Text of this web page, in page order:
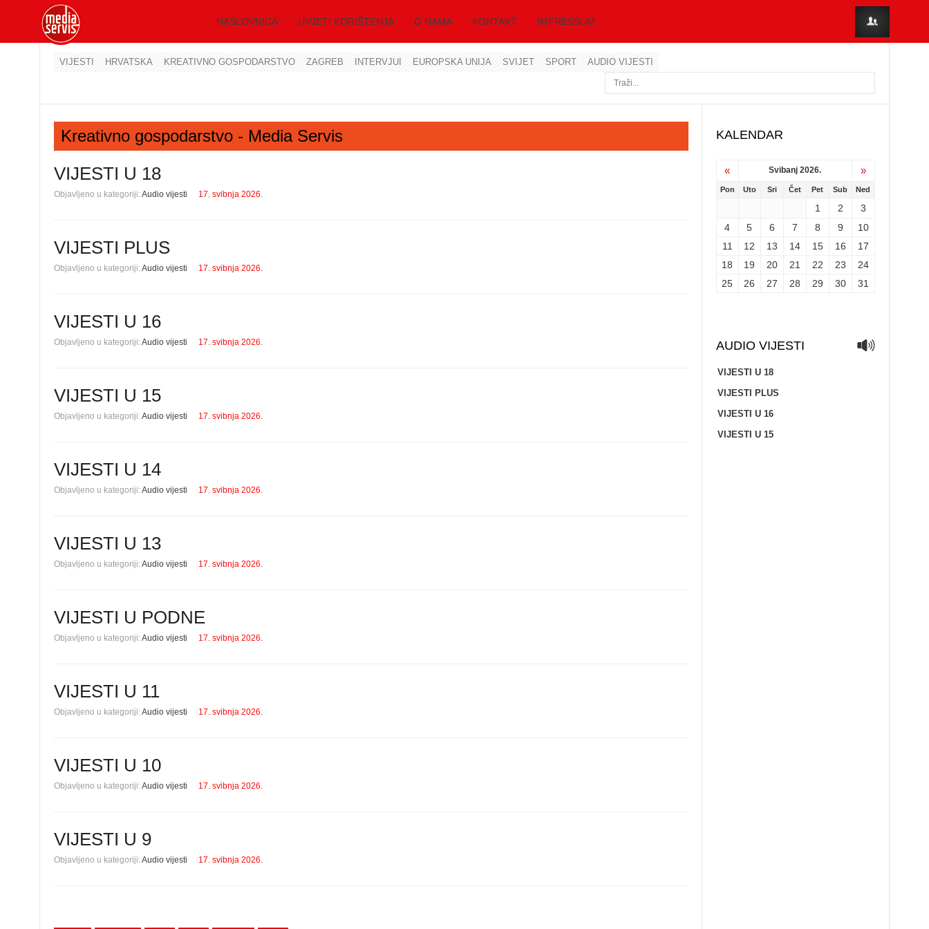
NASLOVNICA UVJETI KORIŠTENJA O NAMA KONTAKT IMPRESSUM
VIJESTI HRVATSKA KREATIVNO GOSPODARSTVO ZAGREB INTERVJUI EUROPSKA UNIJA SVIJET SPORT AUDIO VIJESTI
Kreativno gospodarstvo - Media Servis
VIJESTI U 18
Objavljeno u kategoriji:Audio vijesti 17. svibnja 2026.
VIJESTI PLUS
Objavljeno u kategoriji:Audio vijesti 17. svibnja 2026.
VIJESTI U 16
Objavljeno u kategoriji:Audio vijesti 17. svibnja 2026.
VIJESTI U 15
Objavljeno u kategoriji:Audio vijesti 17. svibnja 2026.
VIJESTI U 14
Objavljeno u kategoriji:Audio vijesti 17. svibnja 2026.
VIJESTI U 13
Objavljeno u kategoriji:Audio vijesti 17. svibnja 2026.
VIJESTI U PODNE
Objavljeno u kategoriji:Audio vijesti 17. svibnja 2026.
VIJESTI U 11
Objavljeno u kategoriji:Audio vijesti 17. svibnja 2026.
VIJESTI U 10
Objavljeno u kategoriji:Audio vijesti 17. svibnja 2026.
VIJESTI U 9
Objavljeno u kategoriji:Audio vijesti 17. svibnja 2026.
KALENDAR
« Svibanj 2026. »
Pon Uto Sri Čet Pet Sub Ned
1 2
3
4
5 6 7 8 9
10
11
12 13 14 15 16
17
18
19 20 21 22 23
24
25
26 27 28 29 30 31
AUDIO VIJESTI
VIJESTI U 18
VIJESTI PLUS
VIJESTI U 16
VIJESTI U 15